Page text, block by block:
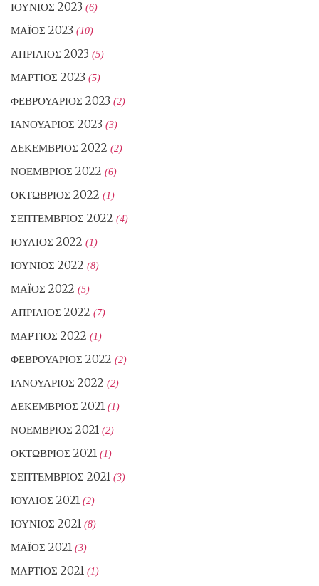
ΙΟΎΝΙΟΣ 2023 (6)
ΜΆΙΟΣ 2023 (10)
ΑΠΡΊΛΙΟΣ 2023 (5)
ΜΆΡΤΙΟΣ 2023 (5)
ΦΕΒΡΟΥΆΡΙΟΣ 2023 (2)
ΙΑΝΟΥΆΡΙΟΣ 2023 (3)
ΔΕΚΈΜΒΡΙΟΣ 2022 (2)
ΝΟΈΜΒΡΙΟΣ 2022 (6)
ΟΚΤΏΒΡΙΟΣ 2022 (1)
ΣΕΠΤΈΜΒΡΙΟΣ 2022 (4)
ΙΟΎΛΙΟΣ 2022 (1)
ΙΟΎΝΙΟΣ 2022 (8)
ΜΆΙΟΣ 2022 (5)
ΑΠΡΊΛΙΟΣ 2022 (7)
ΜΆΡΤΙΟΣ 2022 (1)
ΦΕΒΡΟΥΆΡΙΟΣ 2022 (2)
ΙΑΝΟΥΆΡΙΟΣ 2022 (2)
ΔΕΚΈΜΒΡΙΟΣ 2021 (1)
ΝΟΈΜΒΡΙΟΣ 2021 (2)
ΟΚΤΏΒΡΙΟΣ 2021 (1)
ΣΕΠΤΈΜΒΡΙΟΣ 2021 (3)
ΙΟΎΛΙΟΣ 2021 (2)
ΙΟΎΝΙΟΣ 2021 (8)
ΜΆΙΟΣ 2021 (3)
ΜΆΡΤΙΟΣ 2021 (1)